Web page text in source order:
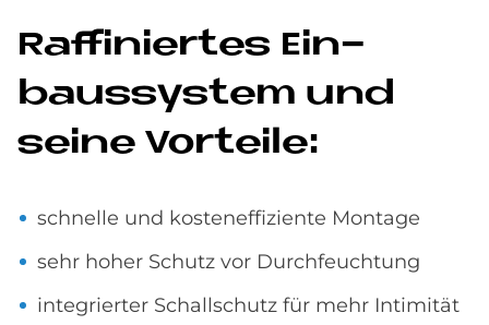
Raf­fi­nier­tes Ein­
baus­sy­stem und
sei­ne Vor­teile:
schnelle und kosteneffiziente Montage
sehr hoher Schutz vor Durchfeuchtung
integrierter Schallschutz für mehr Intimität